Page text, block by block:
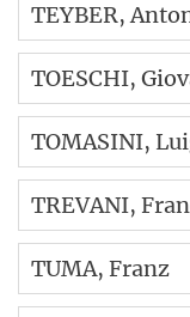
TEYBER,
TOESCHI,
TOMASINI,
TREVANI,
TUMA, Franz